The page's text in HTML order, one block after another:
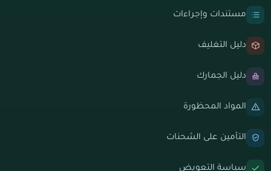
مستندات وإجراءات
دليل التغليف
دليل الجمارك
المواد المحظورة
التأمين على الشحنات
سياسة التعويض